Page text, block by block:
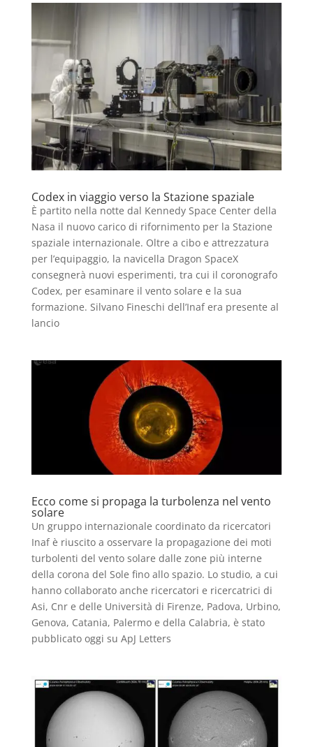
Codex in viaggio verso la Stazione spaziale
È partito nella notte dal Kennedy Space Center della
Nasa il nuovo carico di rifornimento per la Stazione
spaziale internazionale. Oltre a cibo e attrezzatura
per l’equipaggio, la navicella Dragon SpaceX
consegnerà nuovi esperimenti, tra cui il coronografo
Codex, per esaminare il vento solare e la sua
formazione. Silvano Fineschi dell’Inaf era presente al
lancio
Ecco come si propaga la turbolenza nel vento
solare
Un gruppo internazionale coordinato da ricercatori
Inaf è riuscito a osservare la propagazione dei moti
turbolenti del vento solare dalle zone più interne
della corona del Sole fino allo spazio. Lo studio, a cui
hanno collaborato anche ricercatori e ricercatrici di
Asi, Cnr e delle Università di Firenze, Padova, Urbino,
Genova, Catania, Palermo e della Calabria, è stato
pubblicato oggi su ApJ Letters